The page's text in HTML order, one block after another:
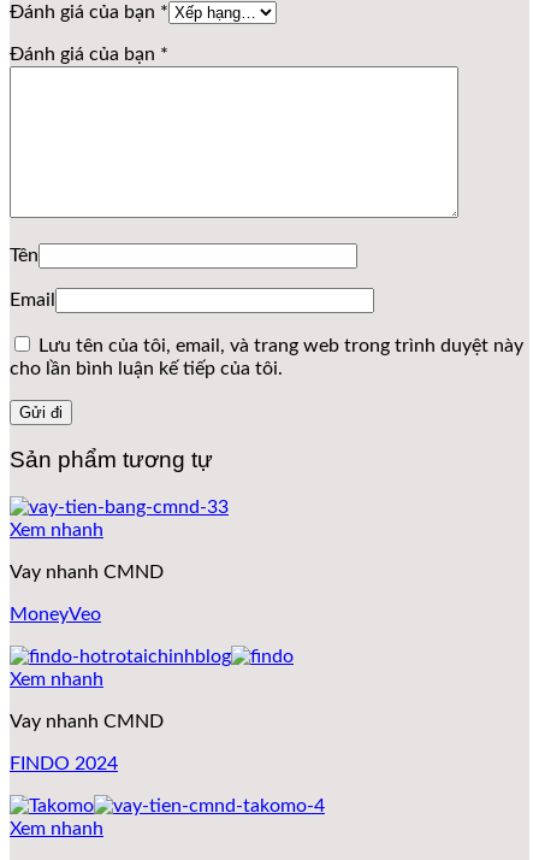
Đánh giá của bạn *
Đánh giá của bạn *
Tên
Email
Lưu tên của tôi, email, và trang web trong trình duyệt này
cho lần bình luận kế tiếp của tôi.
Sản phẩm tương tự
Xem nhanh
Vay nhanh CMND
MoneyVeo
Xem nhanh
Vay nhanh CMND
FINDO 2024
Xem nhanh